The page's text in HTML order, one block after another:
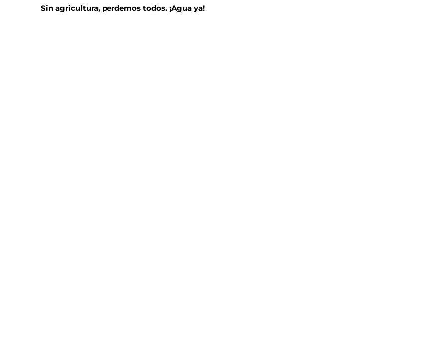
Sin agricultura, perdemos todos. ¡Agua ya!